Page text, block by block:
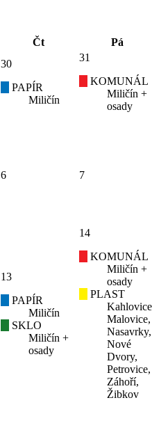
Čt Pá
30
PAPÍR
Miličín
31
KOMUNÁL
Miličín +
osady
6 7
13
PAPÍR
Miličín
SKLO
Miličín +
osady
14
KOMUNÁL
Miličín +
osady
PLAST
Malovice,
Nasavrky,
Nové
Dvory,
Petrovice,
Záhoří,
Žibkov